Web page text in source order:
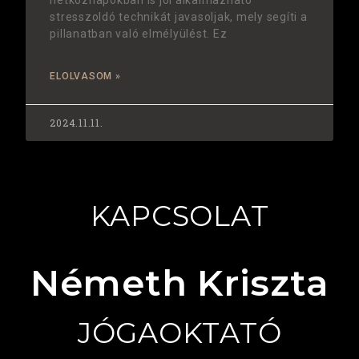
stresszoldó technikát javasoljak, mely segíti a
pillanatban való elmélyülést. Ez
ELOLVASOM »
2024.11.11.
KAPCSOLAT
Németh Kriszta
JÓGAOKTATÓ